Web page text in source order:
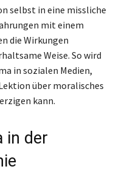
selbst in eine missliche
mit einem
die Wirkungen
Weise. So wird
in sozialen Medien,
über moralisches
kann.
in der